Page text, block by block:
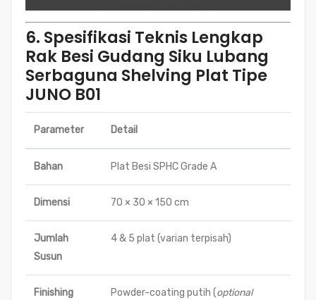
6. Spesifikasi Teknis Lengkap
Rak Besi Gudang Siku Lubang
Serbaguna Shelving Plat Tipe
JUNO B01
Parameter Detail
Bahan Plat Besi SPHC Grade A
Dimensi 70 × 30 × 150 cm
Jumlah
Susun
4 & 5 plat (varian terpisah)
Finishing Powder-coating putih (optional